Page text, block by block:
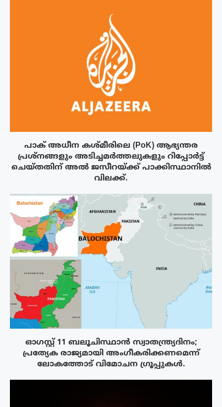
പാക് അധീന കശ്മീരിലെ (PoK) ആഭ്യന്തര
പ്രശ്നങ്ങളും അടിച്ചമർത്തലുകളും റിപ്പോർട്ട്
ചെയ്തതിന് അൽ ജസീറയ്‌ക്ക് പാക്കിസ്ഥാനിൽ
വിലക്ക്.
ഓഗസ്റ്റ് 11 ബലൂചിസ്ഥാൻ സ്വാതന്ത്ര്യദിനം;
പ്രത്യേക രാജ്യമായി അംഗീകരിക്കണമെന്ന്
ലോകത്തോട് വിമോചന ഗ്രൂപ്പുകൾ.